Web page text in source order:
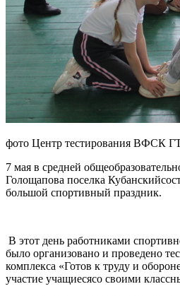
фото Центр тестирования ВФСК
7 мая в средней
Голощапова поселка
большой спортивный праздник.
В этот день работниками
было организовано и проведено
комплекса «Готов к труду и
участие учащиесясо своими